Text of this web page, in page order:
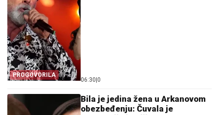
PROGOVORILA
06:30|0
Bila je jedina žena u Arkanovom
obezbeđenju: Čuvala je